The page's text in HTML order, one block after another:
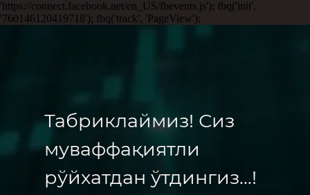
'https://connect.facebook.net/en_US/fbevents.js'); fbq('init',
'760146120419718'); fbq('track', 'PageView');
Табриклаймиз! Сиз
муваффақиятли
рўйхатдан ўтдингиз...!